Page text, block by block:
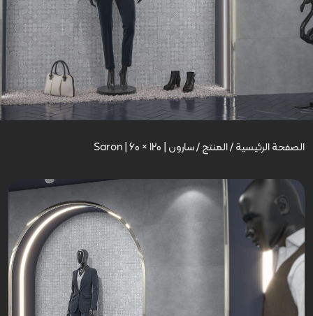
الصفحة الرئيسية/المنتج/سارون | Saron | 60 × 120